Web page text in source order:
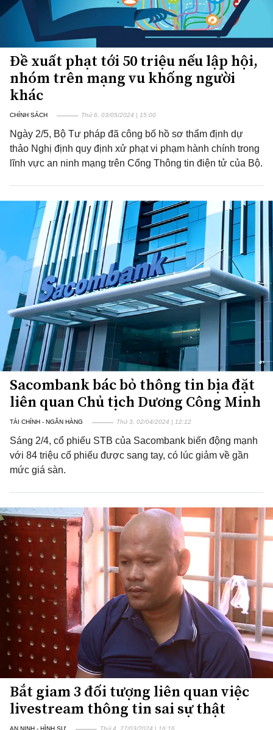
Đề xuất phạt tới 50 triệu nếu lập hội,
nhóm trên mạng vu khống người
khác
CHÍNH SÁCH Thứ 6, 03/05/2024 | 15:00
Ngày 2/5, Bộ Tư pháp đã công bố hồ sơ thẩm định dự
thảo Nghị định quy định xử phạt vi phạm hành chính trong
lĩnh vực an ninh mạng trên Cổng Thông tin điện tử của Bộ.
Sacombank bác bỏ thông tin bịa đặt
liên quan Chủ tịch Dương Công Minh
TÀI CHÍNH - NGÂN HÀNG Thứ 3, 02/04/2024 | 12:12
Sáng 2/4, cổ phiếu STB của Sacombank biến động mạnh
với 84 triệu cổ phiếu được sang tay, có lúc giảm về gần
mức giá sàn.
Bắt giam 3 đối tượng liên quan việc
livestream thông tin sai sự thật
AN NINH - HÌNH SỰ Thứ 4, 27/03/2024 | 16:16